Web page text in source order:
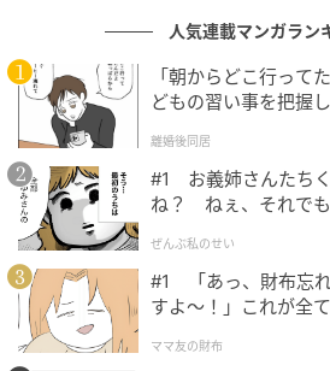
人気連載マンガラン
「朝からどこ行って
どもの習い事を把握
離婚後同居
#1 お義姉さんたち
ね？ ねぇ、それで
ぜんぶ私のせい
#1 「あっ、財布忘
すよ〜！」これが全
ママ友の財布